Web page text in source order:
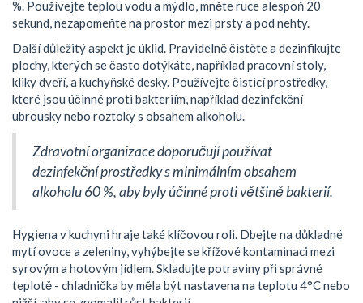
%. Používejte teplou vodu a mýdlo, mněte ruce alespoň 20
sekund, nezapomeňte na prostor mezi prsty a pod nehty.
Další důležitý aspekt je úklid. Pravidelně čistěte a dezinfikujte
plochy, kterých se často dotýkáte, například pracovní stoly,
kliky dveří, a kuchyňské desky. Používejte čisticí prostředky,
které jsou účinné proti bakteriím, například dezinfekční
ubrousky nebo roztoky s obsahem alkoholu.
Zdravotní organizace doporučují používat
dezinfekční prostředky s minimálním obsahem
alkoholu 60 %, aby byly účinné proti většině bakterií.
Hygiena v kuchyni hraje také klíčovou roli. Dbejte na důkladné
mytí ovoce a zeleniny, vyhýbejte se křížové kontaminaci mezi
syrovým a hotovým jídlem. Skladujte potraviny při správné
teplotě - chladnička by měla být nastavena na teplotu 4°C nebo